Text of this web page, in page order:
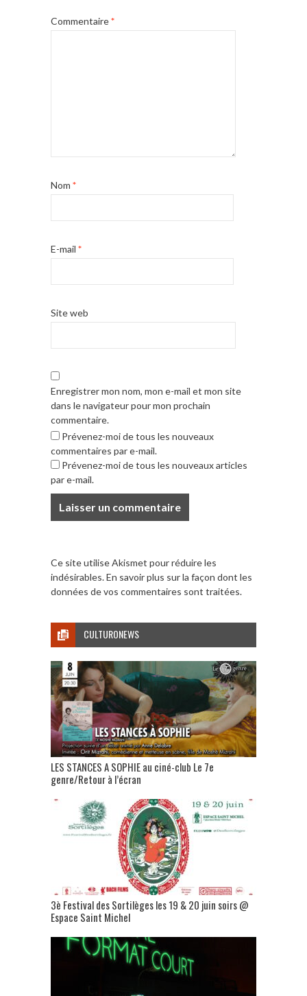
Commentaire*
Nom *
E-mail *
Site web
Enregistrer mon nom, mon e-mail et mon site
dans le navigateur pour mon prochain
commentaire.
Prévenez-moi de tous les nouveaux
commentaires par e-mail.
Prévenez-moi de tous les nouveaux articles
par e-mail.
Ce site utilise Akismet pour réduire les
indésirables.En savoir plus sur la façon dont les
données de vos commentaires sont traitées.
CULTURONEWS
LES STANCES A SOPHIE au ciné-club Le 7e
genre/Retour à l’écran
3è Festival des Sortilèges les 19 & 20 juin soirs @
Espace Saint Michel